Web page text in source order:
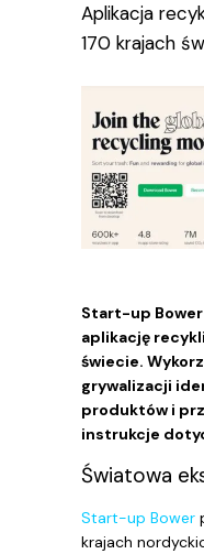
Aplikacja
170 krajach
Start-up
aplikację
świecie.
grywalizacji
produktów i
instrukcje
Światowa
Start-up Bower
krajach